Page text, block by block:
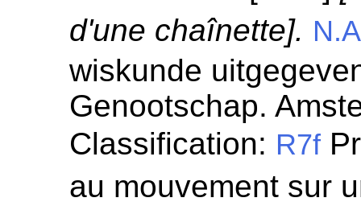
d'une chaînette].
wiskunde
Genootschap.
Classification: R7f
au mouvement sur